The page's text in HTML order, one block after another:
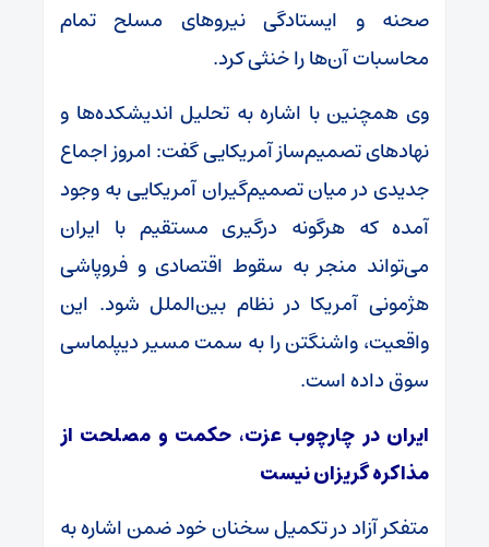
صحنه و ایستادگی نیروهای مسلح تمام
محاسبات آن‌ها را خنثی کرد.
وی همچنین با اشاره به تحلیل اندیشکده‌ها و
نهادهای تصمیم‌ساز آمریکایی گفت: امروز اجماع
جدیدی در میان تصمیم‌گیران آمریکایی به وجود
آمده که هرگونه درگیری مستقیم با ایران
می‌تواند منجر به سقوط اقتصادی و فروپاشی
هژمونی آمریکا در نظام بین‌الملل شود. این
واقعیت، واشنگتن را به سمت مسیر دیپلماسی
سوق داده است.
ایران در چارچوب عزت، حکمت و مصلحت از
مذاکره گریزان نیست
متفکر آزاد در تکمیل سخنان خود ضمن اشاره به